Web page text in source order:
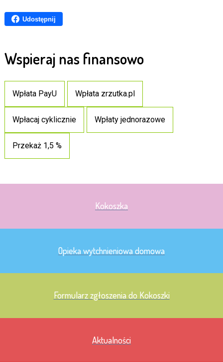
Udostępnij
Wspieraj nas finansowo
Wpłata PayU Wpłata zrzutka.pl
Wpłacaj cyklicznie Wpłaty jednorazowe
Przekaż 1,5 %
Kokoszka
Opieka wytchnieniowa domowa
Formularz zgłoszenia do Kokoszki
Aktualności